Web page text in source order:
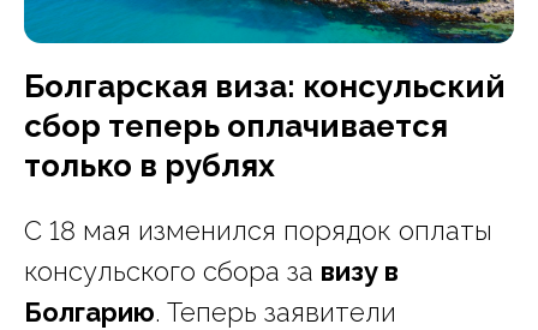
Болгарская виза: консульский
сбор теперь оплачивается
только в рублях
С 18 мая изменился порядок оплаты
консульского сбора за визу в
Болгарию. Теперь заявители